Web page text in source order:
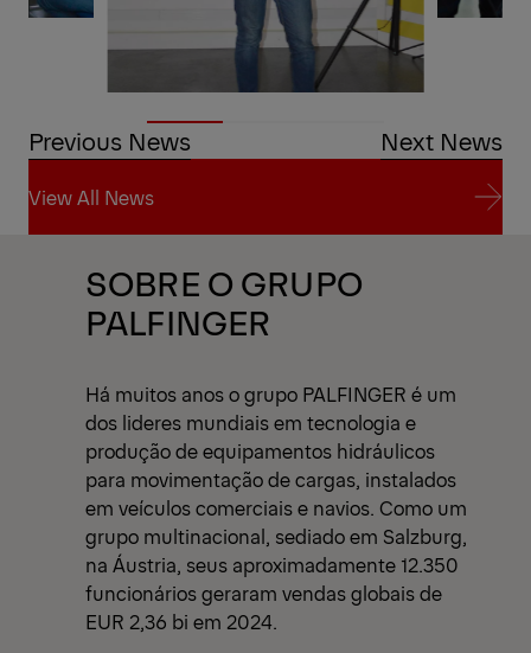
Previous News Next News
View All News
View All News
SOBRE O GRUPO
PALFINGER
Há muitos anos o grupo PALFINGER é um
dos lideres mundiais em tecnologia e
produção de equipamentos hidráulicos
para movimentação de cargas, instalados
em veículos comerciais e navios. Como um
grupo multinacional, sediado em Salzburg,
na Áustria, seus aproximadamente 12.350
funcionários geraram vendas globais de
EUR 2,36 bi em 2024.